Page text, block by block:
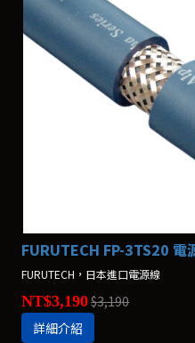
FURUTECH FP-3TS20 電
FURUTECH，日本進口電源線
NT$3,190$3,190
詳細介紹